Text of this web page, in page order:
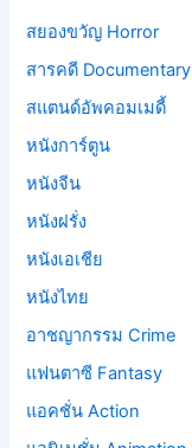
สยองขวัญ Horror
สารคดี Documentary
สแตนด์อัพคอมเมดี้
หนังการ์ตูน
หนังจีน
หนังฝรั่ง
หนังเอเชีย
หนังไทย
อาชญากรรม Crime
แฟนตาซี Fantasy
แอคชั่น Action